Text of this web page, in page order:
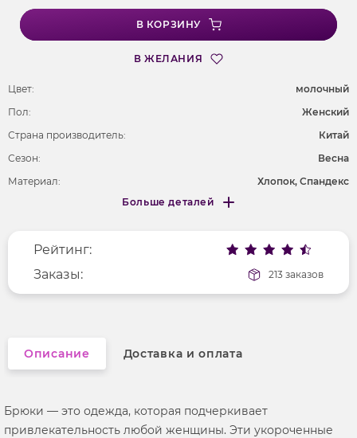
В КОРЗИНУ
В ЖЕЛАНИЯ
Цвет:
молочный
Пол:
Женский
Страна производитель:
Китай
Сезон:
Весна
Материал:
Хлопок, Спандекс
Фактура материала
текстильный
Больше деталей
Меньше деталей
Рейтинг:
Заказы:
213 заказов
Описание Доставка и оплата
Брюки — это одежда, которая подчеркивает
привлекательность любой женщины. Эти укороченные